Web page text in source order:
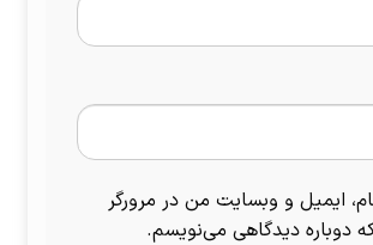
ایمیل و وبسایت من در مرورگر
دوباره دیدگاهی می‌نویسم.